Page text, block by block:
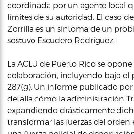
coordinada por un agente local
límites de su autoridad. El caso
Zorrilla es un síntoma de un
sostuvo Escudero Rodríguez.
La ACLU de Puerto Rico se
colaboración, incluyendo bajo el
287(g). Un informe publicado por
detalla cómo la administración
expandiendo drásticamente
transformar las fuerzas del orden